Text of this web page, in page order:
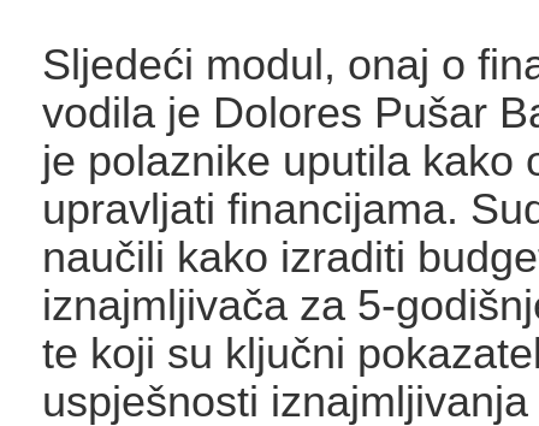
Sljedeći modul, onaj o
vodila je Dolores Pušar
je polaznike uputila kako
upravljati financijama.
naučili kako izraditi
iznajmljivača za 5-
te koji su ključni
uspješnosti